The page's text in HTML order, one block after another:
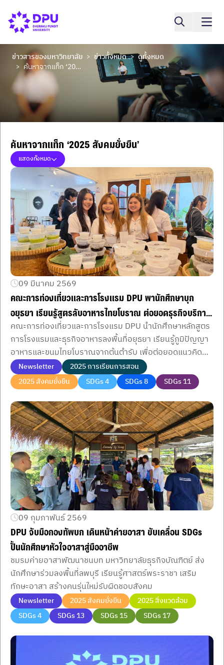
ข่าวสารของมหาวิทยาลัย > ข่าวทั้งหมด > ดูทั้งหมด
> ค้นหาจากแท็ก ‘2025 สังคมยั่งยืน’
ค้นหาจากแท็ก ‘2025 สังคมยั่งยืน’
แสดงทั้งหมด
09 มีนาคม 2569
คณะการท่องเที่ยวและการโรงแรม DPU พานักศึกษาบุก
อยุธยา เรียนรู้สูตรลับอาหารไทยโบราณ ต่อยอดธุรกิจบริการ
มืออาชีพ
คณะการท่องเที่ยวและการโรงแรม DPU นำนักศึกษาหลักสูตร
การโรงแรมและธุรกิจอาหารลงพื้นที่อยุธยา เรียนรู้ภูมิปัญญา
อาหารและขนมไทยโบราณจากต้นตำรับ เพื่อต่อยอดแนวคิด
ธุรกิจบริการยุคใหม่
Newsletter
2025 การเรียนการสอน
2025 สังคมยั่งยืน
SDGs 4 SDGs 8 SDGs 11
09 กุมภาพันธ์ 2569
DPU จับมือกองทัพบก เดินหน้าค่ายอาสา ขับเคลื่อน SDGs
ปั้นนักศึกษาหัวใจอาสาสู่มืออาชีพ
ชมรมค่ายอาสาพัฒนาชนบท มหาวิทยาลัยธุรกิจบัณฑิตย์ ส่ง
นักศึกษาร่วมลงพื้นที่ลพบุรี เรียนรู้ศาสตร์พระราชา เสริม
ทักษะอาสา สร้างคนรุ่นใหม่รับผิดชอบสังคม
Newsletter 2025 สังคมยั่งยืน
2025 สิ่งแวดล้อม
SDGs 4
SDGs 13 SDGs 15 SDGs 17